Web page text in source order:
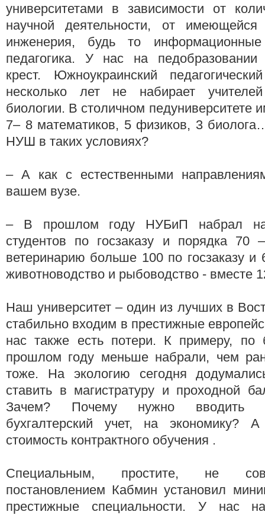
университетами в зависимости от
научной деятельности, от
инженерия, будь то
педагогика. У нас на педобразовании
крест. Южноукраинский
несколько лет не набирает
биологии. В столичном педуниверситете
7– 8 математиков, 5 физиков, 3
НУШ в таких условиях?
– А как с естественными
вашем вузе.
– В прошлом году НУБиП набрал
студентов по госзаказу и порядка 70
ветеринарию больше 100 по госзаказу и
животноводство и рыбоводство - вместе
Наш университет – один из лучших в
стабильно входим в престижные
нас также есть потери. К примеру, по
прошлом году меньше набрали, чем
тоже. На экологию сегодня
ставить в магистратуру и проходной
Зачем? Почему нужно вводить
бухгалтерский учет, на экономику?
стоимость контрактного обучения .
Специальным, простите, не
постановлением Кабмин установил
престижные специальности. У нас